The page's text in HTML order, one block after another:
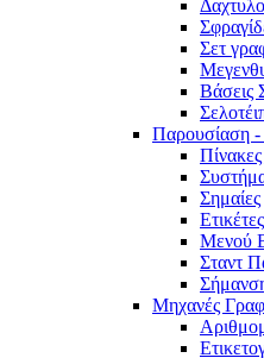
Σετ
Βάσεις
Παρουσίαση
Σημαίες
Μενού
Σταντ
Μηχανές